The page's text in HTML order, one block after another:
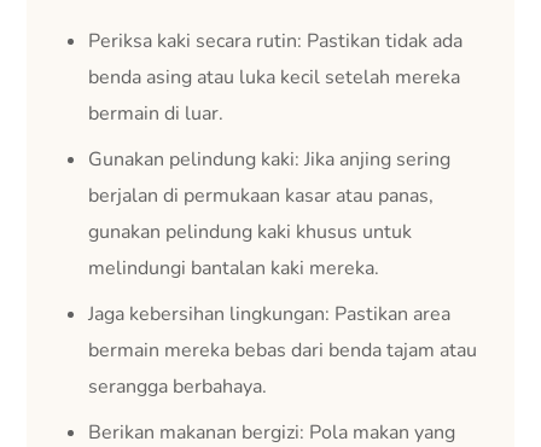
Periksa kaki secara rutin: Pastikan tidak ada
benda asing atau luka kecil setelah mereka
bermain di luar.
Gunakan pelindung kaki: Jika anjing sering
berjalan di permukaan kasar atau panas,
gunakan pelindung kaki khusus untuk
melindungi bantalan kaki mereka.
Jaga kebersihan lingkungan: Pastikan area
bermain mereka bebas dari benda tajam atau
serangga berbahaya.
Berikan makanan bergizi: Pola makan yang